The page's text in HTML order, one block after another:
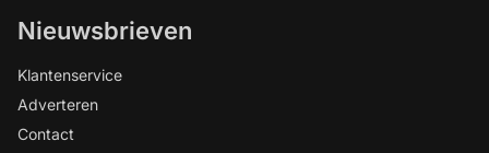
Nieuwsbrieven
Klantenservice
Adverteren
Contact